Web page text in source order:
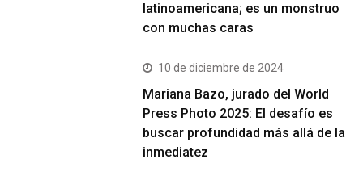
latinoamericana; es un monstruo
con muchas caras
10 de diciembre de 2024
Mariana Bazo, jurado del World
Press Photo 2025: El desafío es
buscar profundidad más allá de la
inmediatez